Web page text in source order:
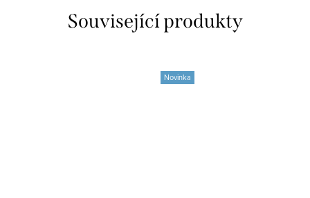
Související produkty
Novinka